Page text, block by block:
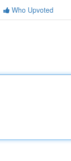
Who Upvoted